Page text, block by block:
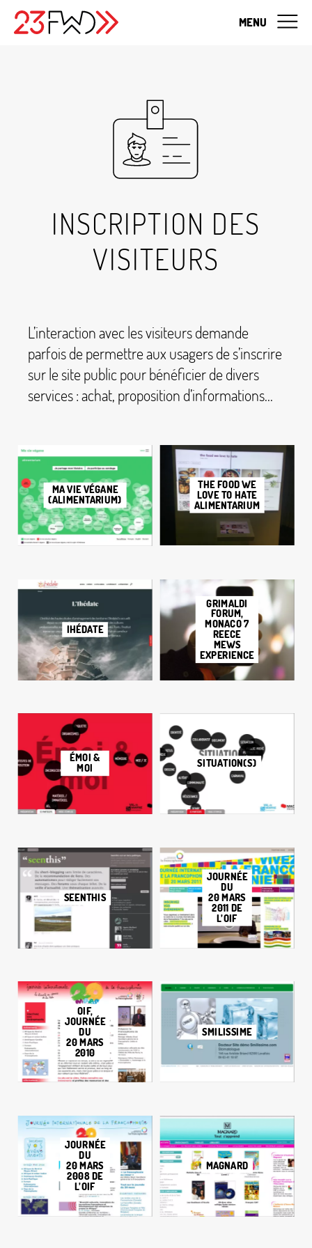
MENU
INSCRIPTION DES
VISITEURS
L’interaction avec les visiteurs demande
parfois de permettre aux usagers de s’inscrire
sur le site public pour bénéficier de divers
services : achat, proposition d’informations...
MA VIE VÉGANE
(ALIMENTARIUM)
THE FOOD WE
LOVE TO HATE
ALIMENTARIUM
IHÉDATE
GRIMALDI
FORUM,
MONACO 7
REECE
MEWS
EXPERIENCE
ÉMOI &
MOI
SITUATION(S)
SEENTHIS
JOURNÉE
DU
20 MARS
2011 DE
L’OIF
OIF,
JOURNÉE
DU
20 MARS
2010
SMILISSIME
JOURNÉE
DU
20 MARS
2008 DE
L’OIF
MAGNARD